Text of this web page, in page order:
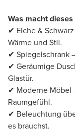
Was macht
✔ Eiche &
Wärme und Stil.
✔ Spiegelschrank
✔ Geräumige
Glastür.
✔ Moderne Möbel
Raumgefühl.
✔ Beleuchtung
es brauchst.